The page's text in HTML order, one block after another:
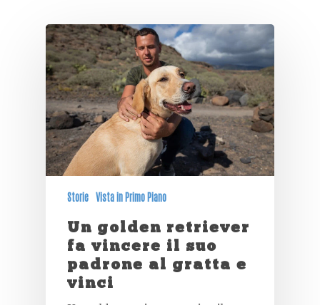
Storie Vista in Primo Piano
Un golden retriever
fa vincere il suo
padrone al gratta e
vinci